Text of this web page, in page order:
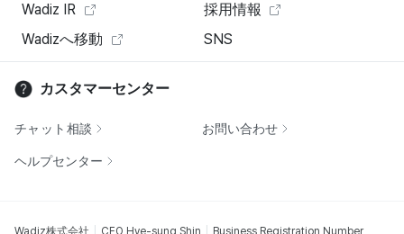
Wadiz IR
採用情報
Wadizへ移動
SNS
カスタマーセンター
チャット相談 お問い合わせ
ヘルプセンター
Wadiz株式会社 CEO Hye-sung Shin Business Registration Number